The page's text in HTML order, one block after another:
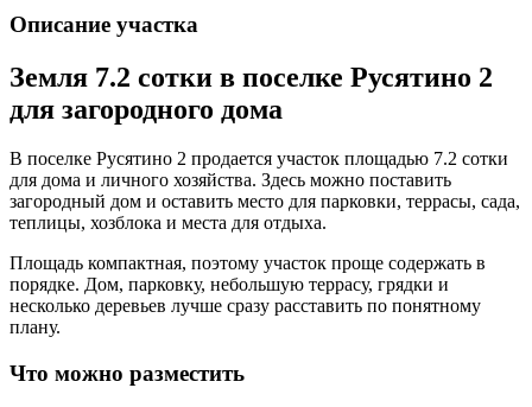
Описание участка
Земля 7.2 сотки в поселке Русятино 2
для загородного дома
В поселке Русятино 2 продается участок площадью 7.2 сотки
для дома и личного хозяйства. Здесь можно поставить
загородный дом и оставить место для парковки, террасы, сада,
теплицы, хозблока и места для отдыха.
Площадь компактная, поэтому участок проще содержать в
порядке. Дом, парковку, небольшую террасу, грядки и
несколько деревьев лучше сразу расставить по понятному
плану.
Что можно разместить